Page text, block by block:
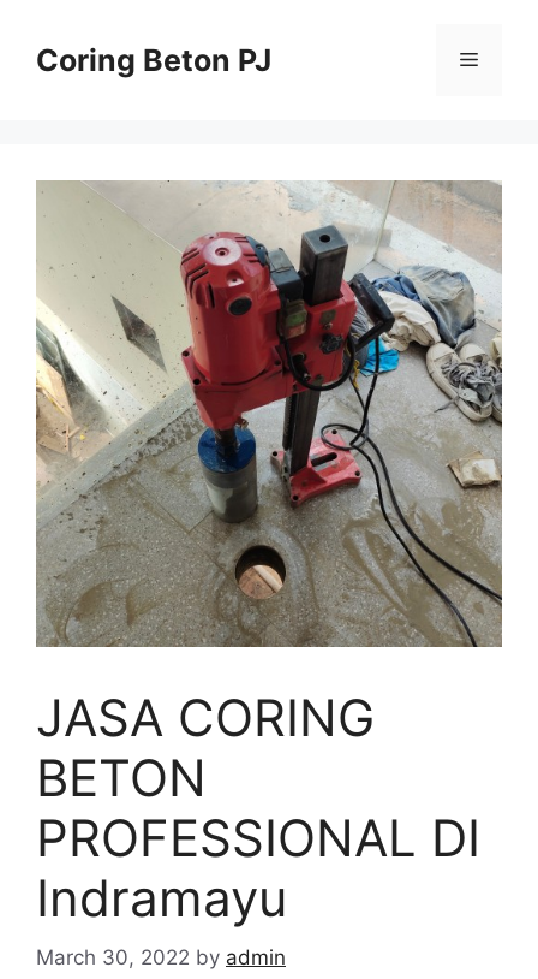
contentCoring Beton PJ Menu
JASA CORING
BETON
PROFESSIONAL DI
Indramayu
March 30, 2022 by admin